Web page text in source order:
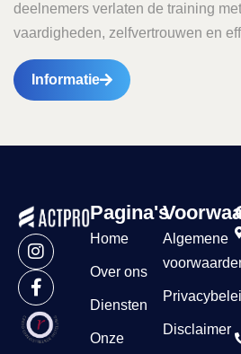
deelnemers verlaten de training
vaardigheden, zelfvertrouwen en
Informatie
Pagina's
Home
Over ons
Diensten
Onze
Algemene
Disclaimer